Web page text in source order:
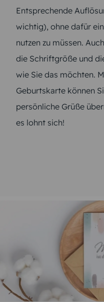
Entsprechende
wichtig), ohne dafür
nutzen zu müssen.
die Schriftgröße und
wie Sie das möchten.
Geburtskarte können
persönliche Grüße
es lohnt sich!